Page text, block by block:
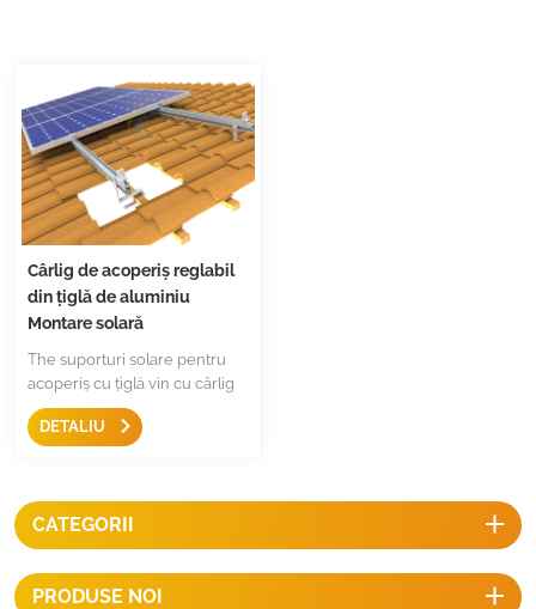
Cârlig de acoperiș reglabil
din țiglă de aluminiu
Montare solară
The suporturi solare pentru
acoperiș cu țiglă vin cu cârlig
de acoperiș din aluminiu,este
un design universal pentru
rapida.
DETALIU
CATEGORII
PRODUSE NOI